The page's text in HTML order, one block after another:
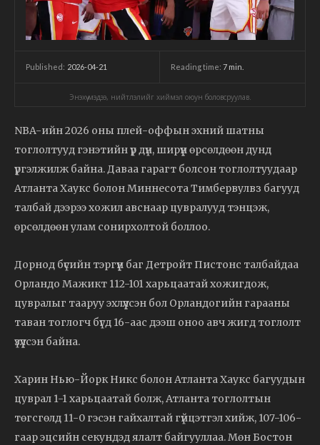
Published: 2026-04-21 Reading time: 7 min.
Энэхүү мэдээ, нийтлэлийг хиймэл оюун боловсруулав.
NBA-ийн 2026 оны плей-оффын эхний шатны
тоглолтууд гэнэтийн үр дүн, ширүүн өрсөлдөөн дунд
үргэлжилж байна. Даваа гарагт болсон тоглолтуудаар
Атланта Хаукс болон Миннесота Тимбервулвз багууд
талбай дээрээ хожил авснаар цувралууд тэнцэж,
өрсөлдөөн улам сонирхолтой боллоо.
Дорнод бүсийн тэргүүн баг Детройт Пистонс талбайдаа
Орландо Мажикт 112-101 харьцаатай хожигдож,
цувралыг тааруу эхлүүлсэн бол Орландогийн гарааны
таван тоглогч бүгд 16-аас дээш оноо авч жигд тоглолт
үзүүлсэн байна.
Харин Нью-Йорк Никс болон Атланта Хаукс багуудын
цуврал 1-1 харьцаатай болж, Атланта тоглолтын
төгсгөлд 11-0 гэсэн гайхалтай гүйцэтгэл хийж, 107-106-
гаар эцсийн секундэд ялалт байгууллаа. Мөн Бостон